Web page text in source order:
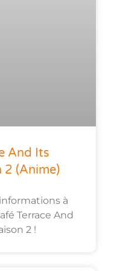
And Its
2 (anime)
à
Terrace And
2 !